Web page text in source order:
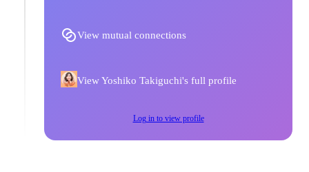
View mutual connections
View Yoshiko Takiguchi's full profile
Log in to view profile